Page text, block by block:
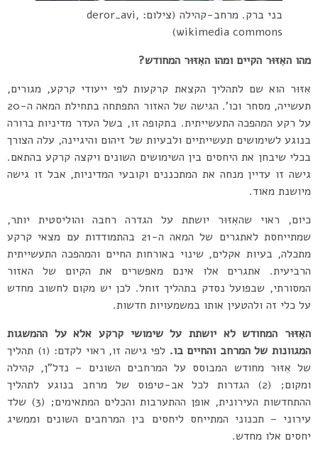
בני ברק. מרחב-קהילה (צילום: deror_avi,
wikimedia commons)
מהו האִזּוּר הקיים ומהו האִזּוּר המחודש?
אִזּוּר הוא שם לתהליך הקצאת קרקעות לפי ייעודי קרקע, מגורים,
תעשייה, מסחר וכו’. הגישה של האזור התפתחה בתחילת המאה ה-20
על רקע המהפכה התעשייתית. בתקופה זו, בשל העדר מדיניות ברורה
בנוגע לשימושים תעשייתיים ולבעיות של זיהום והיגיינה, עלה הצורך
בכלי שיבחן את היחסים בין השימושים השונים ויקצה קרקע בהתאם.
גישה זו עדיין מנחה את המתכננים וקובעי המדיניות, אבל זו גישה
מיושנת מאוד.
כיום, ראוי שהאִזּוּר יושתת על הגדרה רחבה והוליסטית יותר,
שמתייחסת לאתגרים של המאה ה-21 בהתמודדות עם מצאי קרקע
מתכלה, בעיות אקלים, שינוי באורחות החיים והמהפכה התעשייתית
הרביעית. אתגרים אלו אינם מאפשרים את הקיום של האזור
המסורתי, שבפועל נסדק בתהליך זוחל. לכן יש מקום לחשוב מחדש
על כלי זה ולהטעין אותו במשמעויות חדשות.
האִזּוּר המחודש לא יושתת על שימושי קרקע אלא על ההמשגות
המגוונות של המרחב והחיים בו.
לפי גישה זו, ראוי לקדם: (1) תהליך
של אִזּוּר מחודש המבוסס על המרחבים השונים – נדל”ן, קהילה
ומקום; (2) הגדרות לכל אב-טיפוס של מרחב בנוגע לתהליך
ההתחדשות העירונית, אופן ההתערבות והכלים המתאימים; (3) שלד
עירוני – תכנוני המתייחס ליחסים בין המרחבים השונים וממשיג
יחסים אלו מחדש.